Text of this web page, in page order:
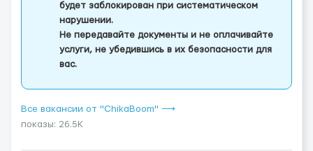
будет заблокирован при систематическом
нарушении.
Не передавайте документы и не оплачивайте
услуги, не убедившись в их безопасности для
вас.
Все вакансии от "ChikaBoom" ⟶
показы: 26.5K